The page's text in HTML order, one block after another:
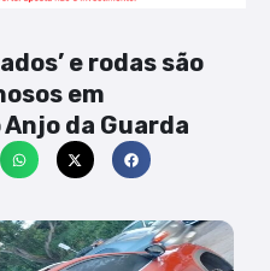
e rodas são
em
da Guarda